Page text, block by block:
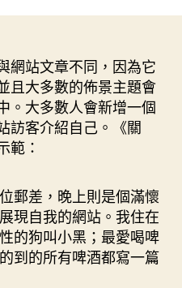
網站文章不同，因為它
且大多數的佈景主題會
。大多數人會新增一個
訪客介紹自己。《關
範：
郵差，晚上則是個滿懷
現自我的網站。我住在
的狗叫小黑；最愛喝啤
到的所有啤酒都寫一篇